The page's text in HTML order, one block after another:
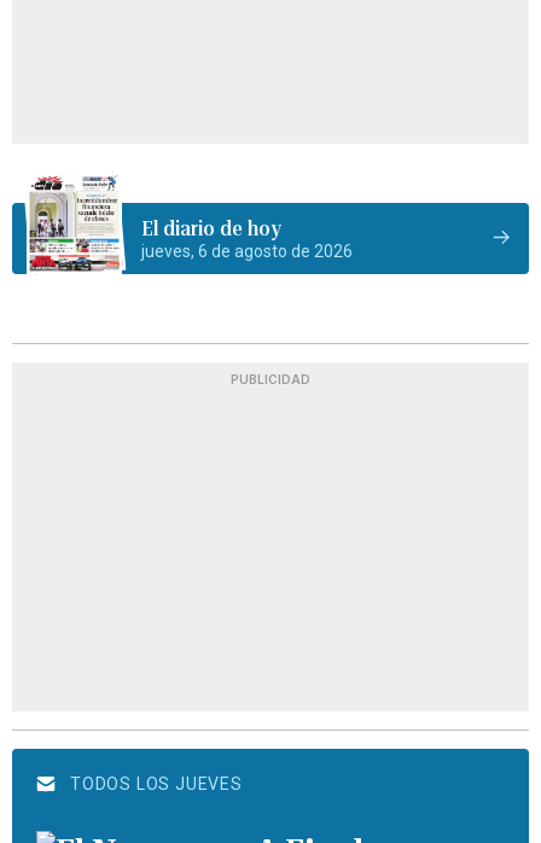
El diario de hoy
jueves, 6 de agosto de 2026
PUBLICIDAD
TODOS LOS JUEVES